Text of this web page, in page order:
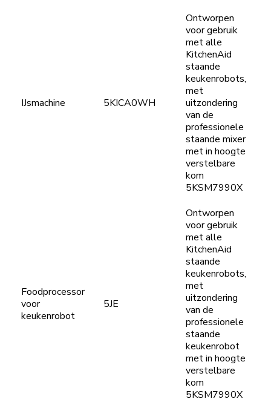
IJsmachine 5KICA0WH
Ontworpen
voor gebruik
met alle
KitchenAid
staande
keukenrobots,
met
uitzondering
van de
professionele
staande mixer
met in hoogte
verstelbare
kom
5KSM7990X
Foodprocessor
voor
keukenrobot
5JE
Ontworpen
voor gebruik
met alle
KitchenAid
staande
keukenrobots,
met
uitzondering
van de
professionele
staande
keukenrobot
met in hoogte
verstelbare
kom
5KSM7990X